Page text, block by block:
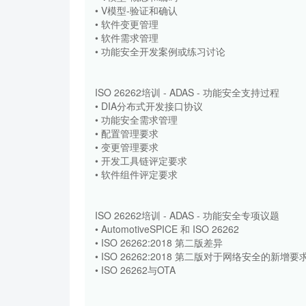
• V模型-验证和确认
• 软件变更管理
• 软件需求管理
• 功能安全开发案例或练习讨论
ISO 26262培训 - ADAS - 功能安全支持过程
• DIA分布式开发接口协议
• 功能安全需求管理
• 配置管理要求
• 变更管理要求
• 开发工具链评定要求
• 软件组件评定要求
ISO 26262培训 - ADAS - 功能安全专项议题
• AutomotiveSPICE 和 ISO 26262
• ISO 26262:2018 第二版差异
• ISO 26262:2018 第二版对于网络安全的新增要
• ISO 26262与OTA